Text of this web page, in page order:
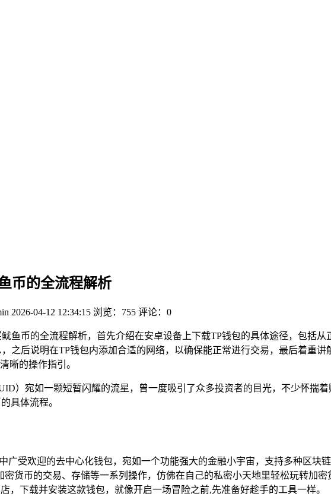
币的全流程解析
2026-04-12 12:34:15 浏览：755 评论：0
鱼币的全流程解析，首先介绍在安卓设备上下载TP钱包的具体途径，包括
之后说明在TP钱包内添加合适的网络，以确保能正常进行交易，最后着重
晰的操作指引。
）宛如一颗短暂闪耀的流星，曾一度吸引了众多投资者的目光，不少怀揣
具体流程。
广受欢迎的去中心化钱包，宛如一个功能强大的金融小宇宙，支持多种区块
货币的交易、存储等一系列操作，仿佛在自己的私密小天地里轻松玩转加
，下载并安装这款钱包，就像开启一场冒险之前,先准备好趁手的工具一样。